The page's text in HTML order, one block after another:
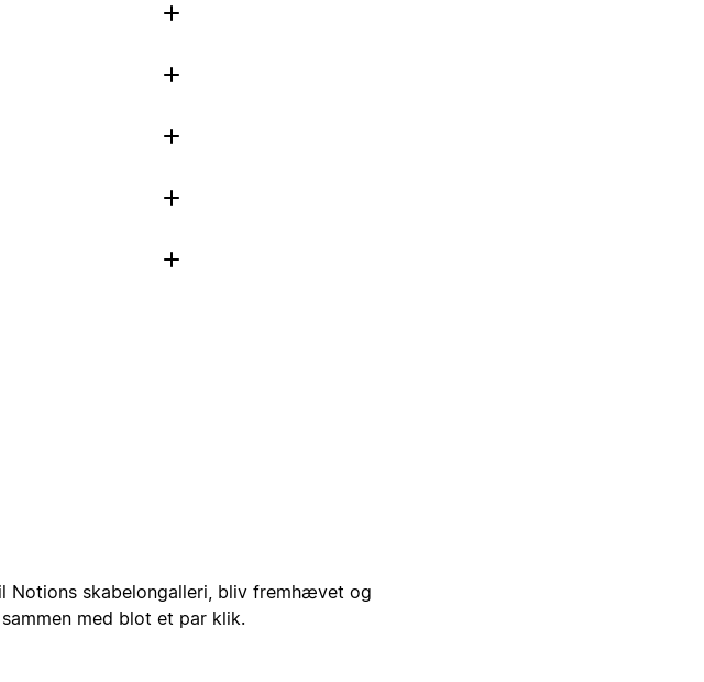
Notions skabelongalleri, bliv fremhævet og
med blot et par klik.